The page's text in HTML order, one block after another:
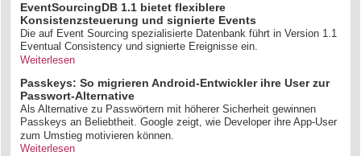
EventSourcingDB 1.1 bietet flexiblere
Konsistenzsteuerung und signierte Events
Die auf Event Sourcing spezialisierte Datenbank führt in Version 1.1
Eventual Consistency und signierte Ereignisse ein.
Weiterlesen
Passkeys: So migrieren Android-Entwickler ihre User zur
Passwort-Alternative
Als Alternative zu Passwörtern mit höherer Sicherheit gewinnen
Passkeys an Beliebtheit. Google zeigt, wie Developer ihre App-User
zum Umstieg motivieren können.
Weiterlesen